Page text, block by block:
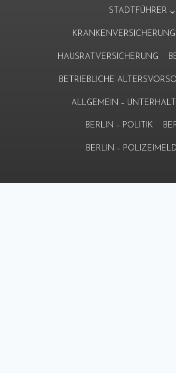
STADTFÜHRER
HAUSRATVERSICHERUNG
BETRIEBLICHE
ALLGEMEIN –
BERLIN – POLITIK
BERLIN –